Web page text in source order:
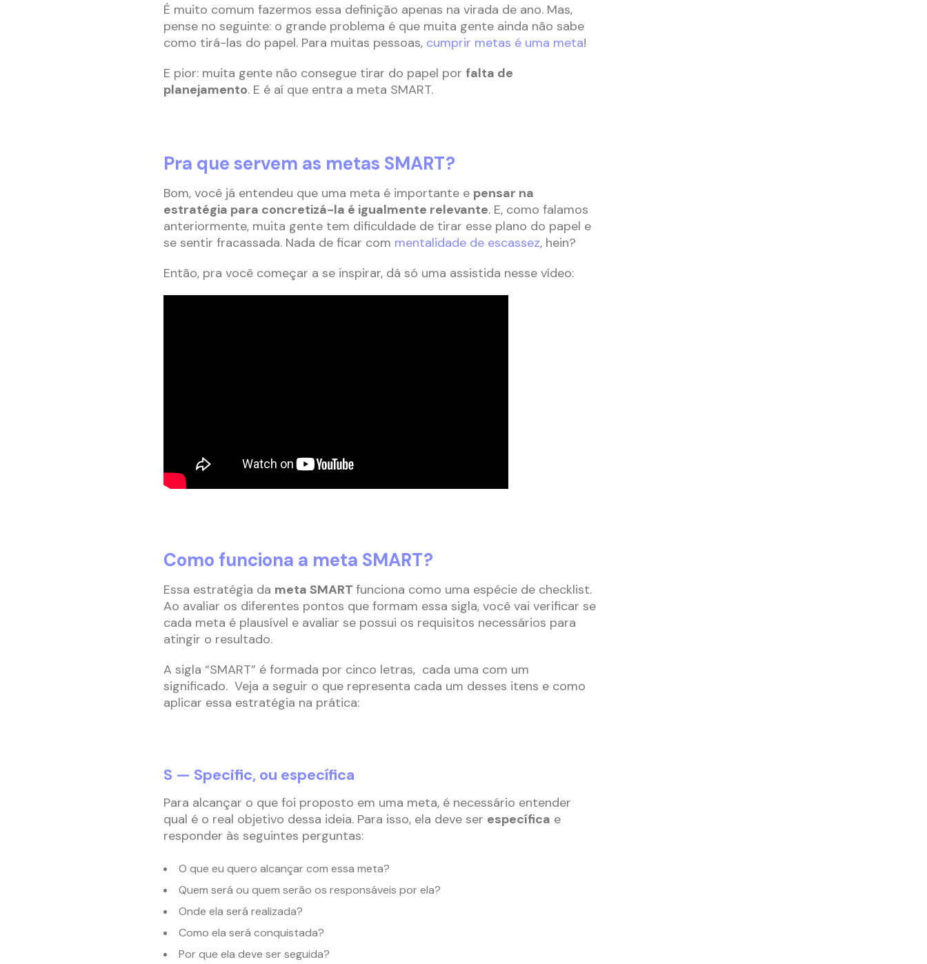
É muito comum fazermos essa definição apenas na virada de ano. Mas,
pense no seguinte: o grande problema é que muita gente ainda não sabe
como tirá-las do papel. Para muitas pessoas, cumprir metas é uma meta!
E pior: muita gente não consegue tirar do papel por falta de
planejamento. E é aí que entra a meta SMART.
Pra que servem as metas SMART?
Bom, você já entendeu que uma meta é importante e pensar na
estratégia para concretizá-la é igualmente relevante. E, como falamos
anteriormente, muita gente tem dificuldade de tirar esse plano do papel e
se sentir fracassada. Nada de ficar com mentalidade de escassez, hein?
Então, pra você começar a se inspirar, dá só uma assistida nesse vídeo:
Como funciona a meta SMART?
Essa estratégia da meta SMART funciona como uma espécie de checklist.
Ao avaliar os diferentes pontos que formam essa sigla, você vai verificar se
cada meta é plausível e avaliar se possui os requisitos necessários para
atingir o resultado.
A sigla “SMART” é formada por cinco letras, cada uma com um
significado. Veja a seguir o que representa cada um desses itens e como
aplicar essa estratégia na prática:
S — Specific, ou específica
Para alcançar o que foi proposto em uma meta, é necessário entender
qual é o real objetivo dessa ideia. Para isso, ela deve ser específica e
responder às seguintes perguntas:
O que eu quero alcançar com essa meta?
Quem será ou quem serão os responsáveis por ela?
Onde ela será realizada?
Como ela será conquistada?
Por que ela deve ser seguida?